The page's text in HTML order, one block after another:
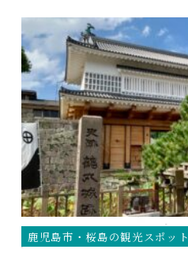
鹿児島市・桜島の観光スポット